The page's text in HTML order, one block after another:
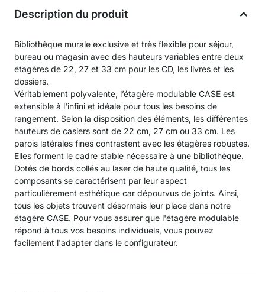
Description du produit
Bibliothèque murale exclusive et très flexible pour séjour,
bureau ou magasin avec des hauteurs variables entre deux
étagères de 22, 27 et 33 cm pour les CD, les livres et les
dossiers.
Véritablement polyvalente, l’étagère modulable CASE est
extensible à l'infini et idéale pour tous les besoins de
rangement. Selon la disposition des éléments, les différentes
hauteurs de casiers sont de 22 cm, 27 cm ou 33 cm. Les
parois latérales fines contrastent avec les étagères robustes.
Elles forment le cadre stable nécessaire à une bibliothèque.
Dotés de bords collés au laser de haute qualité, tous les
composants se caractérisent par leur aspect
particulièrement esthétique car dépourvus de joints. Ainsi,
tous les objets trouvent désormais leur place dans notre
étagère CASE. Pour vous assurer que l'étagère modulable
répond à tous vos besoins individuels, vous pouvez
facilement l'adapter dans le configurateur.